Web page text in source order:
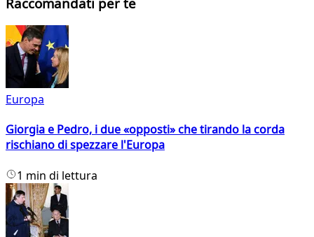
Europa
Giorgia e Pedro, i due «opposti» che tirando la corda
rischiano di spezzare l'Europa
1 min di lettura